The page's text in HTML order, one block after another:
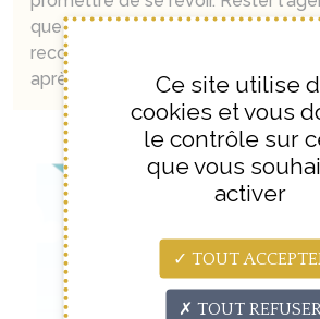
que l'on appelle pour un
recommandation artisan, même
après.
Ce site utilise
cookies et vous
le contrôle sur
que vous
activer
TOUT
TOUT REFUSER